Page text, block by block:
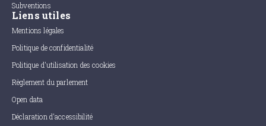
Subventions
Liens utiles
Mentions légales
Politique de confidentialité
Politique d'utilisation des cookies
Règlement du parlement
Open data
Déclaration d'accessibilité